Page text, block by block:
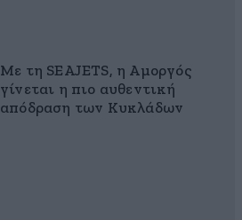
Με τη SEAJETS, η Αμοργός
γίνεται η πιο αυθεντική
απόδραση των Κυκλάδων